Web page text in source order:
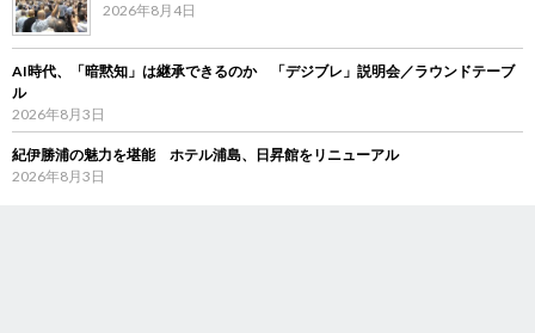
2026年8月4日
AI時代、「暗黙知」は継承できるのか 「デジブレ」説明会／ラウンドテーブ
ル
2026年8月3日
紀伊勝浦の魅力を堪能 ホテル浦島、日昇館をリニューアル
2026年8月3日